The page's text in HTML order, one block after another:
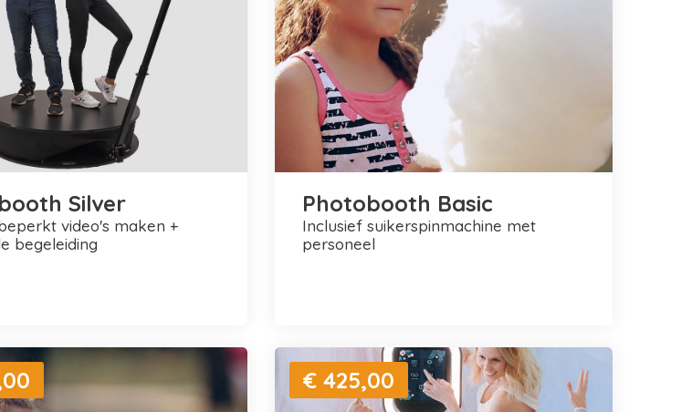
Silver
begeleiding
Photobooth Basic
inclusief suikerspinmachine met
personeel
€ 425,00